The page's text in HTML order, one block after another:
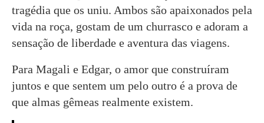
tragédia que os uniu. Ambos são apaixonados pela
vida na roça, gostam de um churrasco e adoram a
sensação de liberdade e aventura das viagens.
Para Magali e Edgar, o amor que construíram
juntos e que sentem um pelo outro é a prova de
que almas gêmeas realmente existem.